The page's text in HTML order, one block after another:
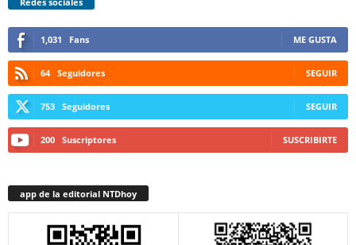
1,031 Fans ME GUSTA
64 Seguidores SEGUIR
753 Seguidores SEGUIR
200 Suscriptores SUSCRIBIRTE
app de la editorial NTDhoy